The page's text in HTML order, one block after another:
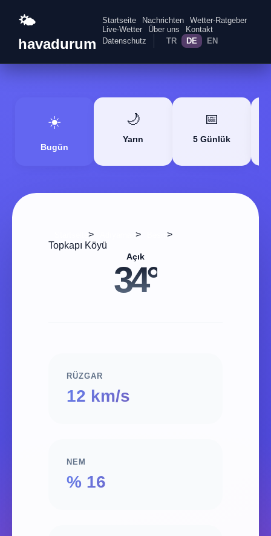
🌤️
havadurum
Startseite Nachrichten
Wetter-Ratgeber
Live-Wetter
Über uns
Kontakt
Datenschutz
TR DE EN
☀️
Bugün
🌙
Yarın
📅
5 Günlük
> >
>
Topkapı Köyü
Açık
34°
RÜZGAR
12 km/s
NEM
% 16